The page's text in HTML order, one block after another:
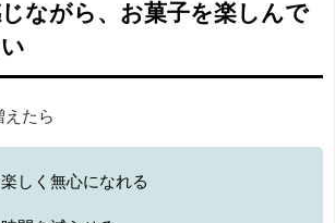
ながら、お菓子を楽しんで
えたら
しく無心になれる